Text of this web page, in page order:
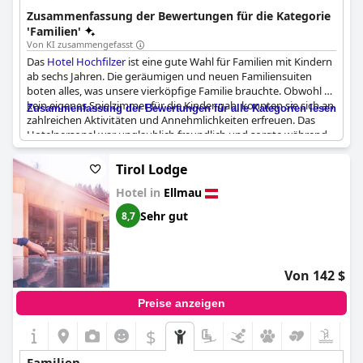
Zusammenfassung der Bewertungen für die Kategorie
'Familien'
Von KI zusammengefasst
Das Hotel Hochfilzerist eine gute Wahl für Familien mit Kindern
ab sechs Jahren. Die geräumigen und neuen Familiensuiten
boten alles, was unsere vierköpfige Familie brauchte. Obwohl es
kein eigenes Spielzimmer für die Kinder gab, konnten sie sich an
zahlreichen Aktivitäten und Annehmlichkeiten erfreuen. Das
Hotelpersonal war unglaublich freundlich und sorgte während
unseres gesamten Aufenthalts für eine angenehme
Atmosphäre. Das Hotel ist auch haustierfreundlich und erlaubte
uns, unseren Hund zum Frühstück mitzubringen. Das Essen war
fantastisch und die Familiensuite, in der wir wohnten, hatte eine
fantastische Aussicht. Insgesamt ist das
sehr zuvorkommendes und familienfreundliches Hotel mit viel
Platz für die ganze Familie.
Zusammenfassung der Bewertungen für alle Kategorien lesen
Tirol Lodge
Hotel in Ellmau
8,7 Sehr gut
Von 142 $
Preise anzeigen
$